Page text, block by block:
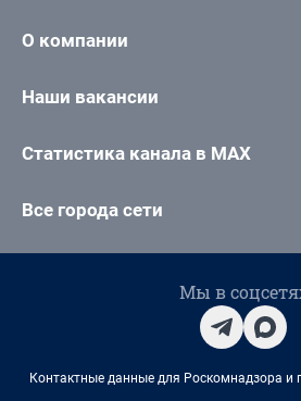
О компании
Наши вакансии
Статистика канала в MAX
Все города сети
Мы в
Контактные данные для Роскомнадзора и